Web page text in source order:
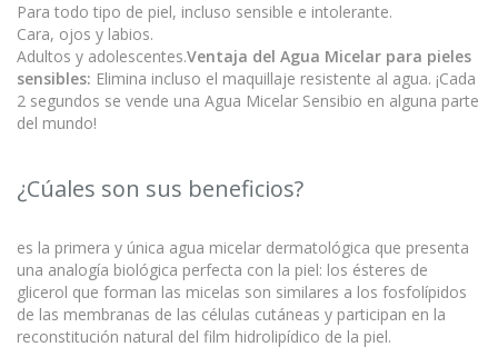
Para todo tipo de piel, incluso sensible e intolerante.
Cara, ojos y labios.
Adultos y adolescentes.Ventaja del Agua Micelar para pieles
sensibles: Elimina incluso el maquillaje resistente al agua. ¡Cada
2 segundos se vende una Agua Micelar Sensibio en alguna parte
del mundo!
¿Cúales son sus beneficios?
es la primera y única agua micelar dermatológica que presenta
una analogía biológica perfecta con la piel: los ésteres de
glicerol que forman las micelas son similares a los fosfolípidos
de las membranas de las células cutáneas y participan en la
reconstitución natural del film hidrolipídico de la piel.